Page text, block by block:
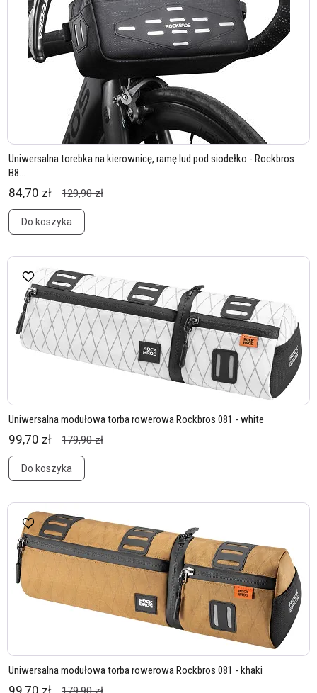
Uniwersalna torebka na kierownicę, ramę lud pod siodełko - Rockbros
B8...
84,70 zł 129,90 zł
Do koszyka
Uniwersalna modułowa torba rowerowa Rockbros 081 - white
99,70 zł 179,90 zł
Do koszyka
Uniwersalna modułowa torba rowerowa Rockbros 081 - khaki
99,70 zł